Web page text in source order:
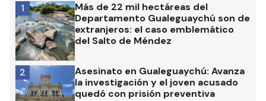
Más de 22 mil hectáreas del
Departamento Gualeguaychú son de
extranjeros: el caso emblemático
del Salto de Méndez
1
Asesinato en Gualeguaychú: Avanza
la investigación y el joven acusado
quedó con prisión preventiva
2